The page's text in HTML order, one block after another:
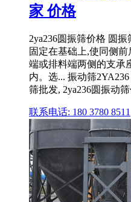
家 价格
2ya236圆振筛价格 圆
固定在基础上,使同侧
端或排料端两侧的支承
内。选... 振动筛
筛批发, 2ya236圆振动
联系电话: 180 3780 8511